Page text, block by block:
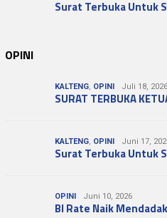
Surat Terbuka Untuk
OPINI
KALTENG, OPINI Juli 18, 2026
SURAT TERBUKA
KALTENG, OPINI Juni 17,
Surat Terbuka Untuk
OPINI Juni 10, 2026
BI Rate Naik